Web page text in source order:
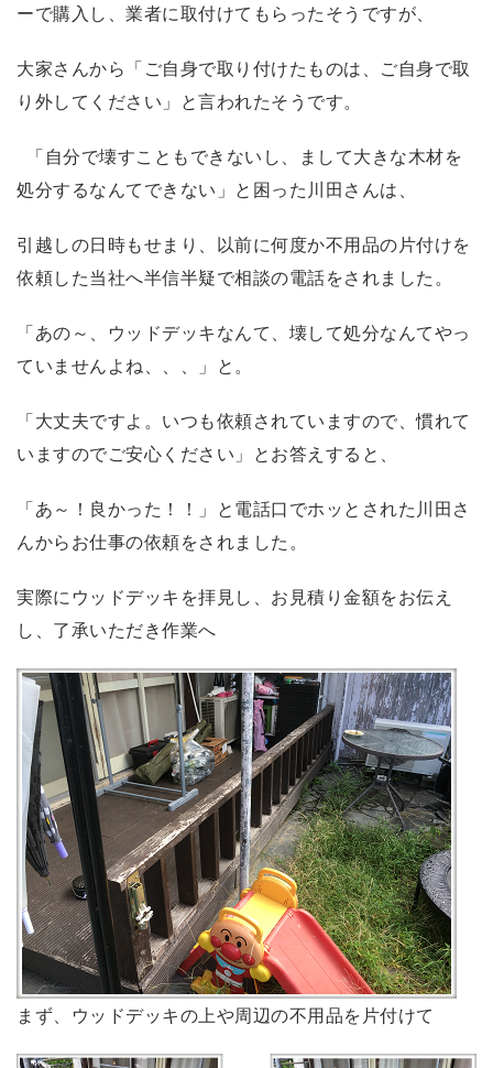
ーで購入し、業者に取付けてもらったそうですが、
大家さんから「ご自身で取り付けたものは、ご自身で取
り外してください」と言われたそうです。
「自分で壊すこともできないし、まして大きな木材を
処分するなんてできない」と困った川田さんは、
引越しの日時もせまり、以前に何度か不用品の片付けを
依頼した当社へ半信半疑で相談の電話をされました。
「あの～、ウッドデッキなんて、壊して処分なんてやっ
ていませんよね、、、」と。
「大丈夫ですよ。いつも依頼されていますので、慣れて
いますのでご安心ください」とお答えすると、
「あ～！良かった！！」と電話口でホッとされた川田さ
んからお仕事の依頼をされました。
実際にウッドデッキを拝見し、お見積り金額をお伝え
し、了承いただき作業へ
まず、ウッドデッキの上や周辺の不用品を片付けて